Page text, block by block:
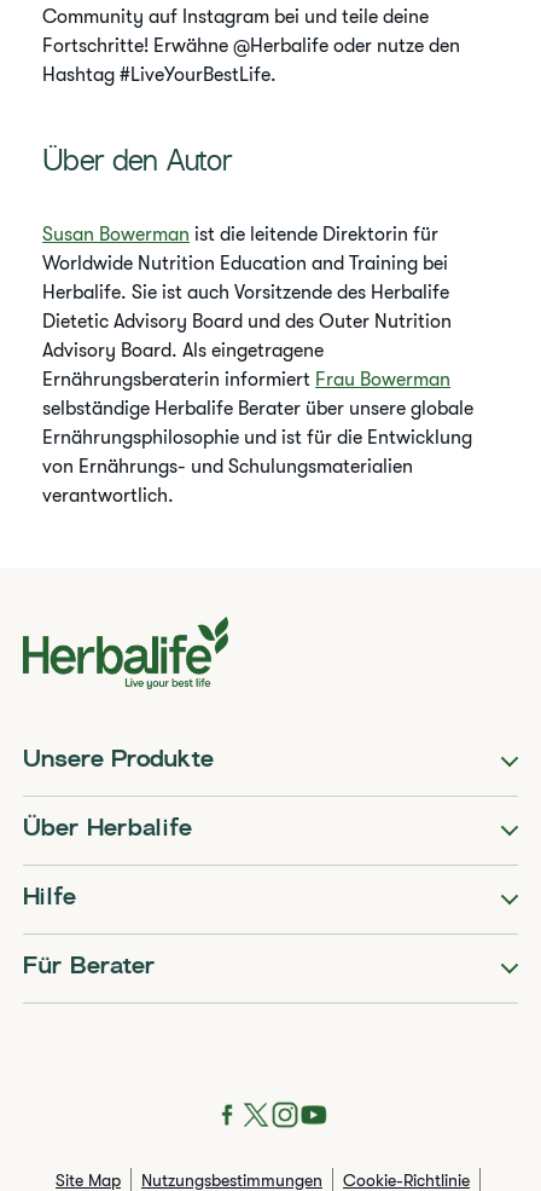
Community auf Instagram bei und teile deine
Fortschritte! Erwähne @Herbalife oder nutze den
Hashtag #LiveYourBestLife.
Über den Autor
Susan Bowerman ist die leitende Direktorin für
Worldwide Nutrition Education and Training bei
Herbalife. Sie ist auch Vorsitzende des Herbalife
Dietetic Advisory Board und des Outer Nutrition
Advisory Board. Als eingetragene
Ernährungsberaterin informiert Frau Bowerman
selbständige Herbalife Berater über unsere globale
Ernährungsphilosophie und ist für die Entwicklung
von Ernährungs- und Schulungsmaterialien
verantwortlich.
Unsere Produkte
Über Herbalife
Hilfe
Für Berater
Site Map Nutzungsbestimmungen Cookie-Richtlinie